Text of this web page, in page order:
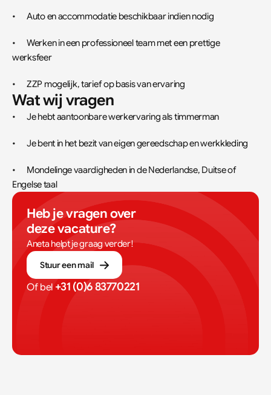
•	Auto en accommodatie beschikbaar indien nodig
•	Werken in een professioneel team met een prettige
werksfeer
•	ZZP mogelijk, tarief op basis van ervaring
Wat wij vragen
•	Je hebt aantoonbare werkervaring als timmerman
•	Je bent in het bezit van eigen gereedschap en werkkleding
•	Mondelinge vaardigheden in de Nederlandse, Duitse of
Engelse taal
Heb je vragen over
deze vacature?
Aneta helpt je graag verder!
Stuur een mail
Of bel +31 (0)6 83770221